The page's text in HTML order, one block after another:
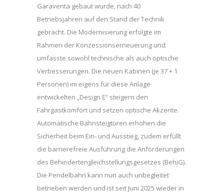
Garaventa gebaut wurde, nach 40
Betriebsjahren auf den Stand der Technik
gebracht. Die Modernisierung erfolgte im
Rahmen der Konzessionserneuerung und
umfasste sowohl technische als auch optische
Verbesserungen. Die neuen Kabinen (je 37 + 1
Personen) im eigens für diese Anlage
entwickelten „Design E“ steigern den
Fahrgastkomfort und setzen optische Akzente.
Automatische Bahnsteigtüren erhöhen die
Sicherheit beim Ein- und Ausstieg, zudem erfüllt
die barrierefreie Ausführung die Anforderungen
des Behindertengleichstellungsgesetzes (BehiG).
Die Pendelbahn kann nun auch unbegleitet
betrieben werden und ist seit Juni 2025 wieder in